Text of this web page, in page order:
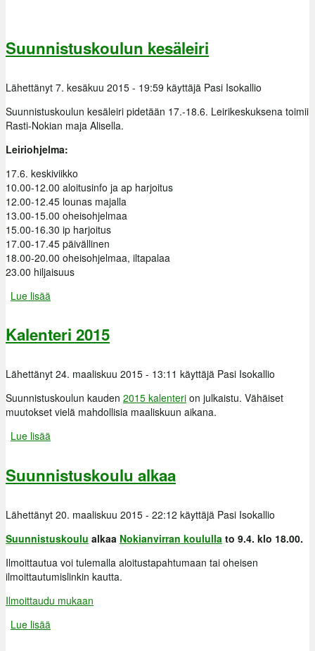
Suunnistuskoulun kesäleiri
Lähettänyt 7. kesäkuu 2015 - 19:59 käyttäjä Pasi Isokallio
Suunnistuskoulun kesäleiri pidetään 17.-18.6. Leirikeskuksena toimii
Rasti-Nokian maja Alisella.
Leiriohjelma:
17.6. keskiviikko
10.00-12.00 aloitusinfo ja ap harjoitus
12.00-12.45 lounas majalla
13.00-15.00 oheisohjelmaa
15.00-16.30 ip harjoitus
17.00-17.45 päivällinen
18.00-20.00 oheisohjelmaa, iltapalaa
23.00 hiljaisuus
Lue lisää
Kalenteri 2015
Lähettänyt 24. maaliskuu 2015 - 13:11 käyttäjä Pasi Isokallio
Suunnistuskoulun kauden 2015 kalenteri on julkaistu. Vähäiset
muutokset vielä mahdollisia maaliskuun aikana.
Lue lisää
Suunnistuskoulu alkaa
Lähettänyt 20. maaliskuu 2015 - 22:12 käyttäjä Pasi Isokallio
Suunnistuskoulu alkaa Nokianvirran koululla to 9.4. klo 18.00.
Ilmoittautua voi tulemalla aloitustapahtumaan tai oheisen
ilmoittautumislinkin kautta.
Ilmoittaudu mukaan
Lue lisää